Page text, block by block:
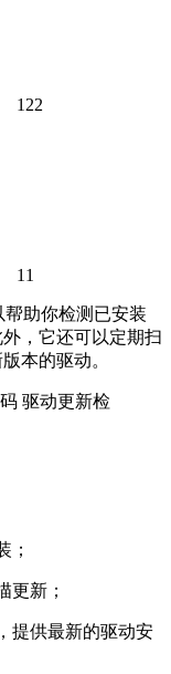
122
11
帮助你检测已安装
，它还可以定期扫
本的驱动。
；
更新；
提供最新的驱动安